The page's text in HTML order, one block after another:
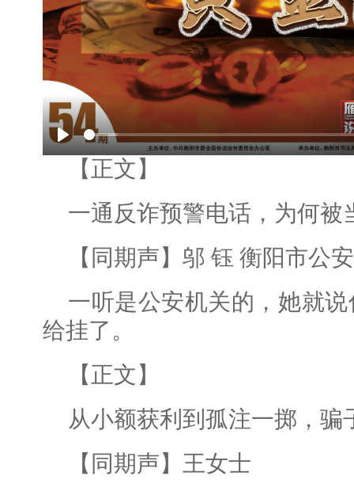
Play
【正文】
一通反诈预警电话，为何被
【同期声】邬 钰 衡阳市公
一听是公安机关的，她就
给挂了。
【正文】
从小额获利到孤注一掷，骗
【同期声】王女士